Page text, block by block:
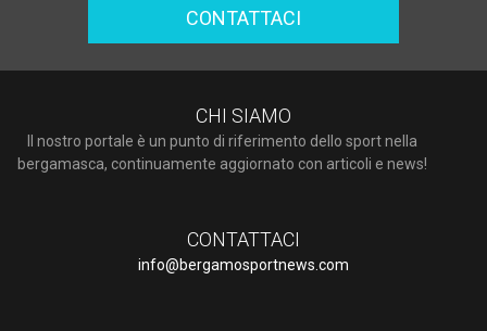
CONTATTACI
CHI SIAMO
Il nostro portale è un punto di riferimento dello sport nella
bergamasca, continuamente aggiornato con articoli e news!
CONTATTACI
info@bergamosportnews.com